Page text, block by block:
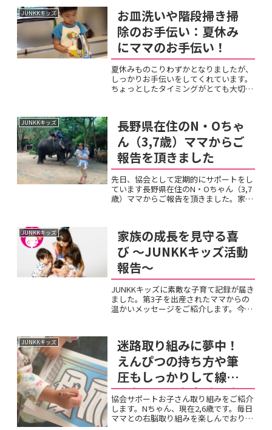
JUNKKキッズ
お皿洗いや階段掃き掃
除のお手伝い：夏休み
にママのお手伝い！
夏休みものこりわずかとなりましたが、
しっかりお手伝いをしてくれています。
ちょっとしたタイミングがとても大切で
いをしてくれました。お手伝いを強要し
たことはなく、手伝いたい...
JUNKKキッズ
長野県在住のN・Oちゃ
ん（3,7歳）ママからご
報告を頂きました
先日、協会として定期的にサポートをし
ています長野県在住のN・Oちゃん（3,7
歳）ママからご報告を頂きました。家族
ケットで船に乗ったりと日本ではなかな
か経験できない事を沢...
JUNKKキッズ
家族の成長を見守る喜
び ～JUNKKキッズ活動
報告～
JUNKKキッズに素敵な子育て記録が届き
ました。第3子を出産されたママからの
温かいメッセージをご紹介します。今
無事に産まれたことへの喜びはもちろ
ん。｢Sくんは寒くない...
JUNKKキッズ
迷路取り組みに夢中！
えんぴつの持ち方や筆
圧もしっかりして線描
きもとっても上手です
ね。
協会サポートお子さん取り組みをご紹介
します。Nちゃん、現在2,6歳です。毎日
ママとの右脳取り組みを楽しんでおりま